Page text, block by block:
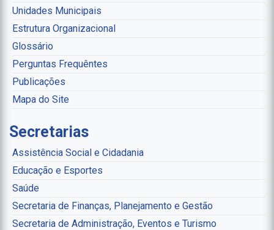
Unidades Municipais
Estrutura Organizacional
Glossário
Perguntas Frequêntes
Publicações
Mapa do Site
Secretarias
Assistência Social e Cidadania
Educação e Esportes
Saúde
Secretaria de Finanças, Planejamento e Gestão
Secretaria de Administração, Eventos e Turismo